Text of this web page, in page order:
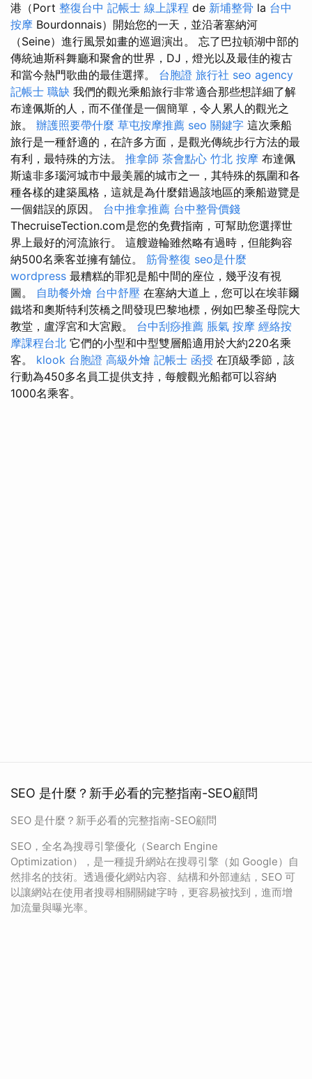
港（Port 整復台中 記帳士 線上課程 de 新埔整骨 la 台中
按摩 Bourdonnais）開始您的一天，並沿著塞納河
（Seine）進行風景如畫的巡迴演出。 忘了巴拉頓湖中部的
傳統迪斯科舞廳和聚會的世界，DJ，燈光以及最佳的複古
和當今熱門歌曲的最佳選擇。 台胞證 旅行社 seo agency
記帳士 職缺 我們的觀光乘船旅行非常適合那些想詳細了解
布達佩斯的人，而不僅僅是一個簡單，令人累人的觀光之
旅。 辦護照要帶什麼 草屯按摩推薦 seo 關鍵字 這次乘船
旅行是一種舒適的，在許多方面，是觀光傳統步行方法的最
有利，最特殊的方法。 推拿師 茶會點心 竹北 按摩 布達佩
斯遠非多瑙河城市中最美麗的城市之一，其特殊的氛圍和各
種各樣的建築風格，這就是為什麼錯過該地區的乘船遊覽是
一個錯誤的原因。 台中推拿推薦 台中整骨價錢
ThecruiseTection.com是您的免費指南，可幫助您選擇世
界上最好的河流旅行。 這艘遊輪雖然略有過時，但能夠容
納500名乘客並擁有舖位。 筋骨整復 seo是什麼
wordpress 最糟糕的罪犯是船中間的座位，幾乎沒有視
圖。 自助餐外燴 台中舒壓 在塞納大道上，您可以在埃菲爾
鐵塔和奧斯特利茨橋之間發現巴黎地標，例如巴黎圣母院大
教堂，盧浮宮和大宮殿。 台中刮痧推薦 脹氣 按摩 經絡按
摩課程台北 它們的小型和中型雙層船適用於大約220名乘
客。 klook 台胞證 高級外燴 記帳士 函授 在頂級季節，該
行動為450多名員工提供支持，每艘觀光船都可以容納
1000名乘客。
SEO 是什麼？新手必看的完整指南-SEO顧問
SEO 是什麼？新手必看的完整指南-SEO顧問
SEO，全名為搜尋引擎優化（Search Engine
Optimization），是一種提升網站在搜尋引擎（如 Google）自
然排名的技術。透過優化網站內容、結構和外部連結，SEO 可
以讓網站在使用者搜尋相關關鍵字時，更容易被找到，進而增
加流量與曝光率。